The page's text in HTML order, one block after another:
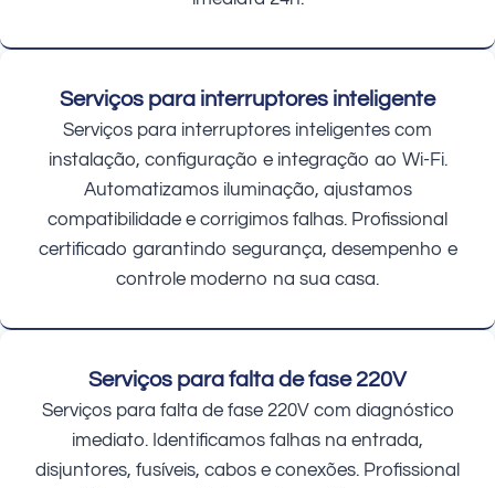
Serviços para interruptores inteligente
Serviços para interruptores inteligentes com
instalação, configuração e integração ao Wi-Fi.
Automatizamos iluminação, ajustamos
compatibilidade e corrigimos falhas. Profissional
certificado garantindo segurança, desempenho e
controle moderno na sua casa.
Serviços para falta de fase 220V
Serviços para falta de fase 220V com diagnóstico
imediato. Identificamos falhas na entrada,
disjuntores, fusíveis, cabos e conexões. Profissional